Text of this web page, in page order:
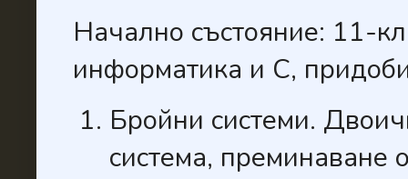
Начално състояние: 11-
информатика и С,
Бройни системи.
система, преминаване